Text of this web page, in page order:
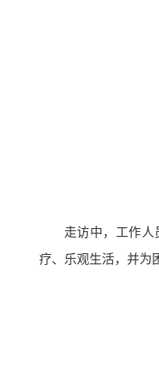
走访中，工作
疗、乐观生活，并为